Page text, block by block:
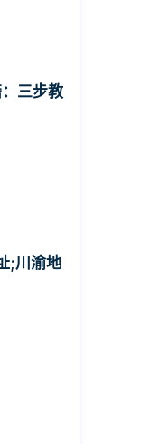
三步教
;川渝地